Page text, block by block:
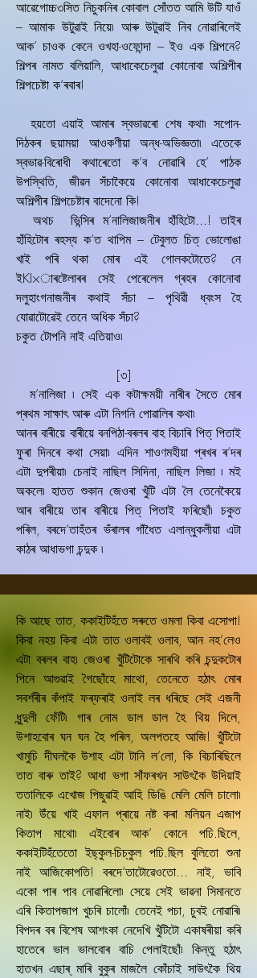
আৱেগোচ্চ৩সিত নিচুকনিৰ কোবাল সোঁতত আমি উটি যাওঁ
– আমাক উটুৱাই নিয়ে৷ আৰু উটুৱাই নিব নোৱাৰিলেই
আক’ চাওক কেনে ওখহা-ওফোন্দা – ইও এক শিল্পনে?
শিল্পৰ নামত বলিয়ালি, আধাকেচেলুৱা কোনোবা অশিল্পীৰ
শিল্পচেষ্টা ক’ৰবাৰ!
হয়তো এয়াই আমাৰ স্বভাৱৰো শেষ কথা৷ সপোন-
দিঠকৰ ছয়াময়া আওকণীয়া অন্ধ-অভিজ্ঞতা৷ এতেকে
স্বভাৱ-বিৰোধী কথাৰেতো ক’ব নোৱাৰি হে’ পাঠক
উপস্থিতি, জীৱন সঁচাকৈয়ে কোনোবা আধাকেচেলুৱা
অশিল্পীৰ শিল্পচেষ্টাৰ বাদেনো কি!
অথচ ভিন্সিৰ ম’নালিজাজনীৰ হাঁহিটো...! তাইৰ
হাঁহিটোৰ ৰহস্য ক’ত থাপিম – টেবুলত চিত্‌ ভোলোঙা
খাই পৰি থকা মোৰ এই গোলকটোতে? নে
ইKI×াৰষ্টেলাৰৰ সেই পেৰেলেল গ্ৰহৰ কোনোবা
দলুহাংগনাজনীৰ কথাই সঁচা – পৃথিৱী ধ্বংস হৈ
যোৱাটোৱেই তেনে অধিক সঁচা?
চকুত টোপনি নাই এতিয়াও৷
[৩]
ম’নালিজা ৷ সেই এক কটাক্ষময়ী নাৰীৰ সৈতে মোৰ
প্ৰথম সাক্ষাৎ আৰু এটা নিগনি পোৱালিৰ কথা৷
আনৰ বাৰীয়ে বাৰীয়ে বনপিঠা-বৰলৰ বাহ বিচাৰি পিত্‌ পিতাই
ফুৰা দিনৰে কথা সেয়া৷ এদিন শাওণমহীয়া প্ৰখৰ ৰ’দৰ
এটা দুপৰীয়া৷ চেনাই নাছিল সিদিনা, নাছিল লিজা ৷ মই
অকলে৷ হাতত শুকান জেওৰা খুঁটি এটা লৈ তেনেকৈয়ে
আৰ বাৰীয়ে তাৰ বাৰীয়ে পিত্‌ পিতাই ফৰিছোঁ৷ চকুত
পৰিল, বৰদে’তাহঁতৰ ভঁৰালৰ গাঁধৈত এলান্ধুকলীয়া এটা
কাঠৰ আধাভগা চন্দুক ৷
কি আছে তাত, ককাইটিহঁতে সৰুতে ওমলা কিবা এসোপা!
কিবা নহয় কিবা এটা তাত ওলাবই ওলাব, আন নহ’লেও
এটা বৰলৰ বাহ৷ জেওৰা খুঁটিটোকে সাৰথি কৰি চন্দুকটোৰ
পিনে আগুৱাই গৈছোঁহে মাথো, তেনেতে হঠাৎ মোৰ
সবৰ্শৰীৰ কঁপাই ফৰ্‌ফৰাই ওলাই লৰ ধৰিছে সেই এজনী
ধুন্দুলী ফেঁটি৷ গাৰ নোম ডাল ডাল হৈ থিয় দিলে,
উশাহবোৰ ঘন ঘন হৈ পৰিল, অলপতহে আজি! খুঁটিটো
খামুচি দীঘলকৈ উশাহ এটা টানি ল’লো, কি বিচাৰিছিলে
তাত বাৰু তাই? আধা ভগা সাঁফৰখন সাউৎকৈ উদিয়াই
ততালিকে এখোজ পিছুৱাই আহি ডিঙি মেলি মেলি চালো৷
নাই৷ উঁয়ে খাই এফাল প্ৰায়ে নষ্ট কৰা মলিয়ন এজাপ
কিতাপ মাথো৷ এইবোৰ আক’ কোনে পঢি.ছিলে,
ককাইটিহঁতেতো ইছ্‌কুল-চিচ্‌কুল পঢি.ছিল বুলিতো শুনা
নাই আজিকোপতি! বৰদে’তাটোৱেওতো... নাই, ভাবি
একো পাৰ পাব নোৱাৰিলো৷ সেয়ে সেই ভাৱনা সিমানতে
এৰি কিতাপজাপ খুচৰি চালোঁ৷ তেনেই পচা, চুবই নোৱাৰি৷
বিপদৰ বৰ বিশেষ আশংকা নেদেখি খুঁটিটো একাষৰীয়া কৰি
হাতেৰে ভাল ভালবোৰ বাচি পেলাইছোঁ৷ কিন্তু হঠাৎ
হাতখন এছাৰ্‌ মাৰি বুকুৰ মাজলৈ কোঁচাই সাউৎকৈ থিয়